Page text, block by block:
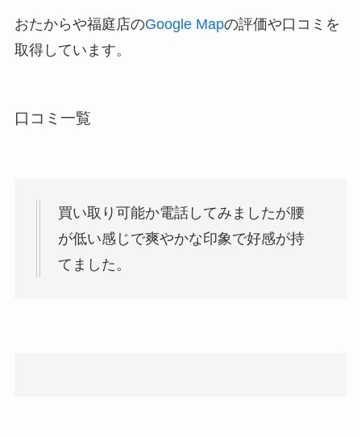
おたからや福庭店のGoogle Mapの評価や口コミを
取得しています。
口コミ一覧
買い取り可能か電話してみましたが腰
が低い感じで爽やかな印象で好感が持
てました。